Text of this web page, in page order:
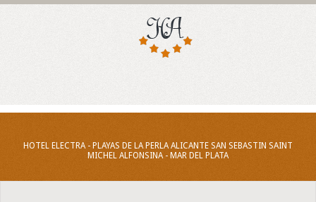
HOTEL ELECTRA - PLAYAS DE LA PERLA ALICANTE SAN SEBASTIN SAINT
MICHEL ALFONSINA - MAR DEL PLATA